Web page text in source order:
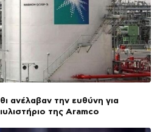
ανέλαβαν την ευθύνη για
της Aramco